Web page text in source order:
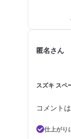
匿名さん
スズキ スペ
コメント
仕上がり